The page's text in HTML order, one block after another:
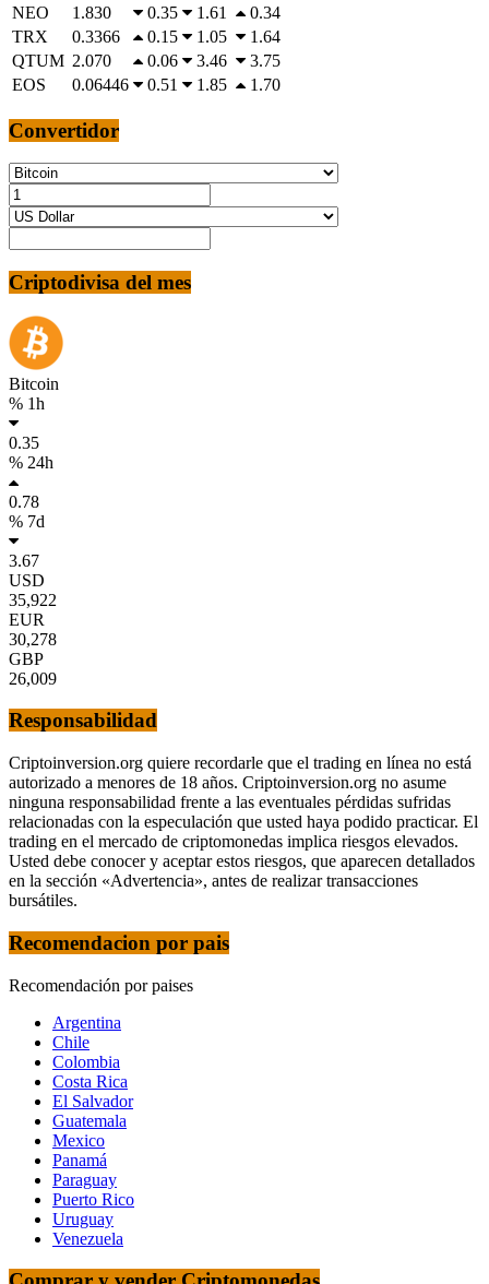
NEO
1.830 0.35 1.61
0.34
TRX
0.3366 0.15 1.05
1.64
QTUM 2.070 0.06 3.46
3.75
EOS
0.06446 0.51 1.85 1.70
Convertidor
Criptodivisa del mes
Bitcoin
% 1h
0.35
% 24h
0.78
% 7d
3.67
USD
35,922
EUR
30,278
GBP
26,009
Responsabilidad
Criptoinversion.org quiere recordarle que el trading en línea no está
autorizado a menores de 18 años. Criptoinversion.org no asume
ninguna responsabilidad frente a las eventuales pérdidas sufridas
relacionadas con la especulación que usted haya podido practicar. El
trading en el mercado de criptomonedas implica riesgos elevados.
Usted debe conocer y aceptar estos riesgos, que aparecen detallados
en la sección «Advertencia», antes de realizar transacciones
bursátiles.
Recomendacion por pais
Recomendación por paises
Argentina
Chile
Colombia
Costa Rica
El Salvador
Guatemala
Mexico
Panamá
Paraguay
Puerto Rico
Uruguay
Venezuela